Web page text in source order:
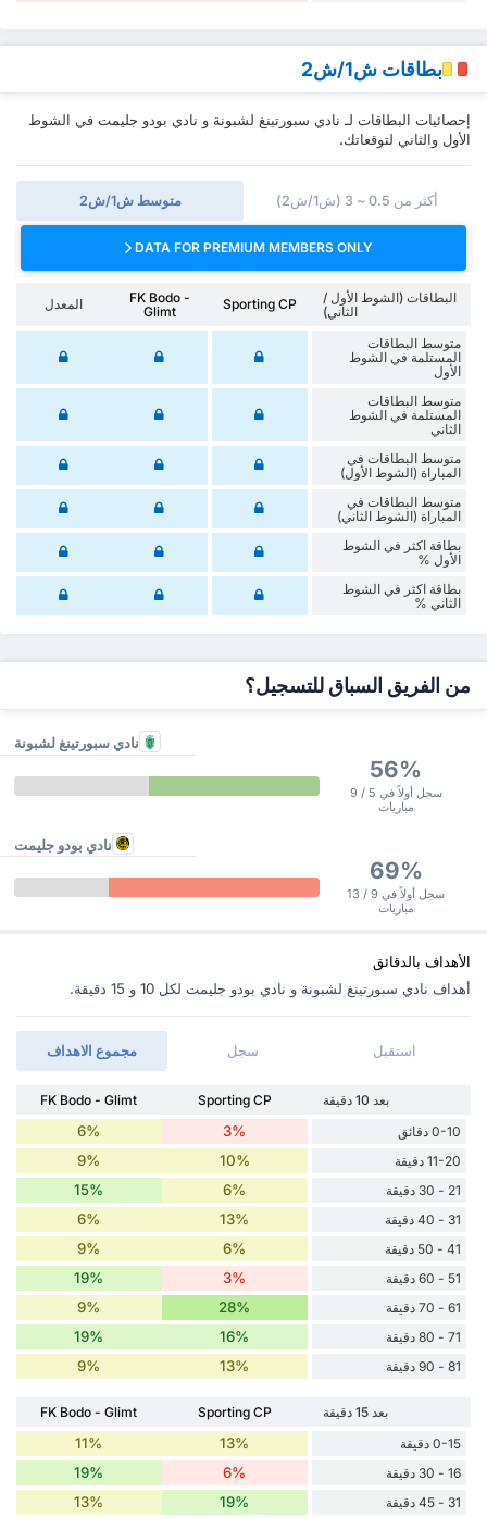
بطاقات ش1/ش2
إحصائيات البطاقات لـ نادي سبورتينغ لشبونة و نادي بودو جليمت في الشوط
الأول والثاني لتوقعاتك.
متوسط ش1/ش2 أكثر من 0.5 ~ 3 (ش1/ش2)
DATA FOR PREMIUM MEMBERS ONLY
البطاقات (الشوط الأول /
الثاني)
Sporting CP
FK Bodo -
Glimt
المعدل
متوسط البطاقات
المستلمة في الشوط
الأول
متوسط البطاقات
المستلمة في الشوط
الثاني
متوسط البطاقات في
المباراة (الشوط الأول)
متوسط البطاقات في
المباراة (الشوط الثاني)
‏بطاقة اكثر في الشوط
الأول %
‏بطاقة اكثر في الشوط
‏الثاني %
من الفريق السباق للتسجيل؟
نادي سبورتينغ لشبونة
56%
سجل أولاً في 5 / 9
مباريات
نادي بودو جليمت
69%
سجل أولاً في 9 / 13
مباريات
الأهداف بالدقائق
أهداف نادي سبورتينغ لشبونة و نادي بودو جليمت ‏لكل 10 و 15 دقيقة.
مجموع الاهداف سجل استقبل
بعد 10 دقيقة Sporting CP
FK Bodo - Glimt
0-10 دقائق
3%
6%
11-20 دقيقة 10%
9%
21 - 30 دقيقة 6%
15%
31 - 40 دقيقة 13%
6%
41 - 50 دقيقة 6%
9%
51 - 60 دقيقة 3%
19%
61 - 70 دقيقة 28%
9%
71 - 80 دقيقة 16%
19%
81 - 90 دقيقة 13%
9%
بعد 15 دقيقة Sporting CP
FK Bodo - Glimt
0-15 دقيقة
13%
11%
16 - 30 دقيقة 6%
19%
31 - 45 دقيقة 19%
13%